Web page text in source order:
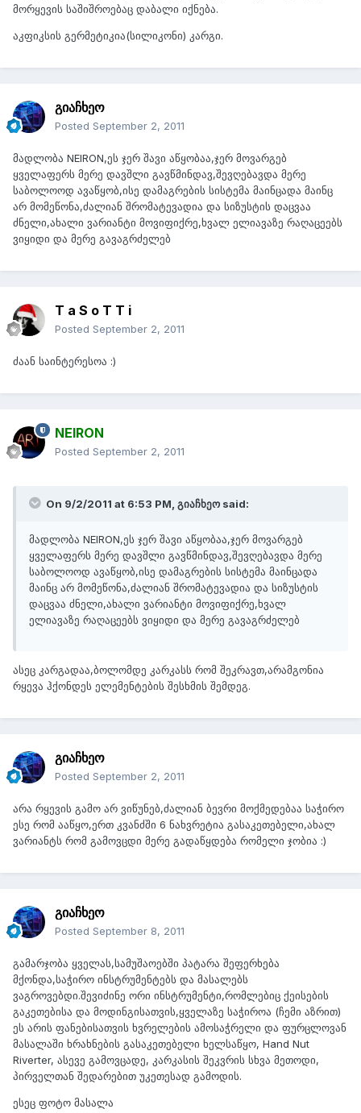
მორყევის საშიშროებაც დაბალი იქნება.
აკფიკსის გერმეტიკია(სილიკონი) კარგი.
გიაჩხეო
Posted September 2, 2011
მადლობა NEIRON,ეს ჯერ შავი აწყობაა,ჯერ მოვარგებ
ყველაფერს მერე დავშლი გავწმინდავ,შევღებავდა მერე
საბოლოოდ ავაწყობ,ისე დამაგრების სისტემა მაინცადა მაინც
არ მომეწონა,ძალიან შრომატევადია და სიზუსტის დაცვაა
ძნელი,ახალი ვარიანტი მოვიფიქრე,ხვალ ელიავაზე რაღაცეებს
ვიყიდი და მერე გავაგრძელებ
T a S o T T i
Posted September 2, 2011
ძაან საინტერესოა :)
NEIRON
Posted September 2, 2011
On 9/2/2011 at 6:53 PM, გიაჩხეო said:
მადლობა NEIRON,ეს ჯერ შავი აწყობაა,ჯერ მოვარგებ
ყველაფერს მერე დავშლი გავწმინდავ,შევღებავდა მერე
საბოლოოდ ავაწყობ,ისე დამაგრების სისტემა მაინცადა
მაინც არ მომეწონა,ძალიან შრომატევადია და სიზუსტის
დაცვაა ძნელი,ახალი ვარიანტი მოვიფიქრე,ხვალ
ელიავაზე რაღაცეებს ვიყიდი და მერე გავაგრძელებ
ასეც კარგადაა,ბოლომდე კარკასს რომ შეკრავთ,არამგონია
რყევა ჰქონდეს ელემენტების შესხმის შემდეგ.
გიაჩხეო
Posted September 2, 2011
არა რყევის გამო არ ვიწუნებ,ძალიან ბევრი მოქმედებაა საჭირო
ესე რომ ააწყო,ერთ კვანძში 6 ნახვრეტია გასაკეთებელი,ახალ
ვარიანტს რომ გამოვცდი მერე გადაწყდება რომელი ჯობია :)
გიაჩხეო
Posted September 8, 2011
გამარჯობა ყველას,სამუშაოებში პატარა შეფერხება
მქონდა,საჭირო ინსტრუმენტებს და მასალებს
ვაგროვებდი.შევიძინე ორი ინსტრუმენტი,რომლებიც ქეისების
გაკეთებისა და მოდინგისათვის,ყველაზე საჭიროა (ჩემი აზრით)
ეს არის ფანებისათვის ხვრელების ამოსაჭრელი და ფურცლოვან
მასალაში ხრახნების გასაკეთებელი ხელსაწყო, Hand Nut
Riverter, ასევე გამოვცადე, კარკასის შეკვრის სხვა მეთოდი,
პირველთან შედარებით უკეთესად გამოდის.
ესეც ფოტო მასალა